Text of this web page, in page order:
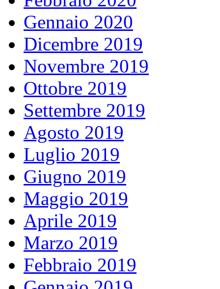
Gennaio 2020
Dicembre 2019
Novembre 2019
Ottobre 2019
Settembre 2019
Agosto 2019
Luglio 2019
Giugno 2019
Maggio 2019
Aprile 2019
Marzo 2019
Febbraio 2019